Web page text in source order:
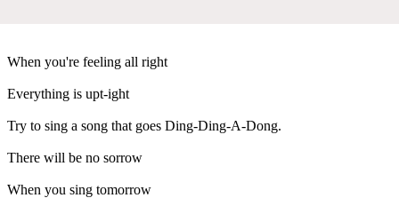
When you're feeling all right
Everything is upt-ight
Try to sing a song that goes Ding-Ding-A-Dong.
There will be no sorrow
When you sing tomorrow